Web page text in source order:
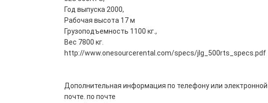
Год выпуска 2000,
Рабочая высота 17 м
Грузоподъемность 1100 кг.,
Вес 7800 кг.
http://www.onesourcerental.com/specs/jlg_500rts_specs.pdf
Дополнительная информация по телефону или электронной
почте. по почте